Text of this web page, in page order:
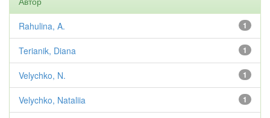
1
Rahulina, A.
1
Terianik, Diana
1
Velychko, N.
1
Velychko, Nataliia